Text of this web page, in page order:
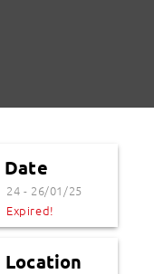
Date
24 - 26/01/25
Expired!
Location